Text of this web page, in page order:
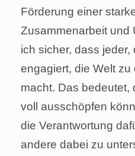
Förderung einer
Zusammenarbeit und
ich sicher, dass jeder,
engagiert, die Welt
macht. Das bedeutet,
voll ausschöpfen
die Verantwortung
andere dabei zu